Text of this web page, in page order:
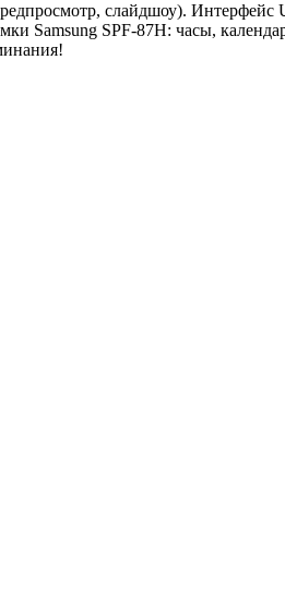
слайдшоу). Интерфейс
Samsung SPF-87H: часы,